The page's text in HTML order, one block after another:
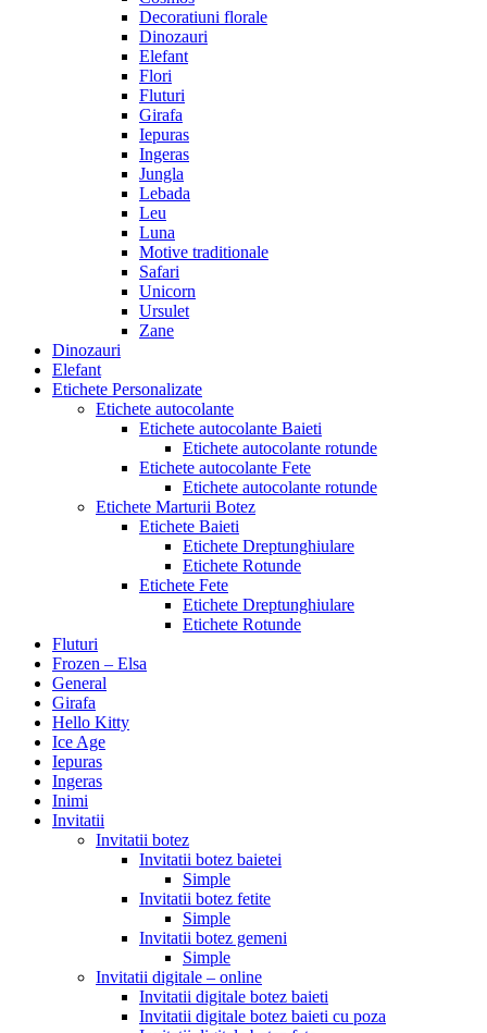
Decoratiuni florale
Dinozauri
Elefant
Flori
Fluturi
Girafa
Iepuras
Ingeras
Jungla
Lebada
Leu
Luna
Motive traditionale
Safari
Unicorn
Ursulet
Zane
Dinozauri
Elefant
Etichete Personalizate
Etichete autocolante
Etichete autocolante Baieti
Etichete autocolante rotunde
Etichete autocolante Fete
Etichete autocolante rotunde
Etichete Marturii Botez
Etichete Baieti
Etichete Dreptunghiulare
Etichete Rotunde
Etichete Fete
Etichete Dreptunghiulare
Etichete Rotunde
Fluturi
Frozen – Elsa
General
Girafa
Hello Kitty
Ice Age
Iepuras
Ingeras
Inimi
Invitatii
Invitatii botez
Invitatii botez baietei
Simple
Invitatii botez fetite
Simple
Invitatii botez gemeni
Simple
Invitatii digitale – online
Invitatii digitale botez baieti
Invitatii digitale botez baieti cu poza